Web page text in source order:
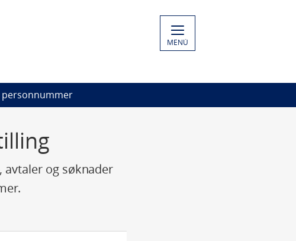
MENÚ
personnummer
og søknader